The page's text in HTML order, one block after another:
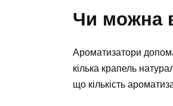
Чи можна
Ароматизатори
кілька крапель
що кількість